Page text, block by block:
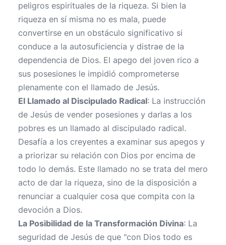
peligros espirituales de la riqueza. Si bien la
riqueza en sí misma no es mala, puede
convertirse en un obstáculo significativo si
conduce a la autosuficiencia y distrae de la
dependencia de Dios. El apego del joven rico a
sus posesiones le impidió comprometerse
plenamente con el llamado de Jesús.
El Llamado al Discipulado Radical: La instrucción
de Jesús de vender posesiones y darlas a los
pobres es un llamado al discipulado radical.
Desafía a los creyentes a examinar sus apegos y
a priorizar su relación con Dios por encima de
todo lo demás. Este llamado no se trata del mero
acto de dar la riqueza, sino de la disposición a
renunciar a cualquier cosa que compita con la
devoción a Dios.
La Posibilidad de la Transformación Divina: La
seguridad de Jesús de que "con Dios todo es